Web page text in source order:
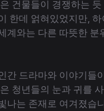
건물들이 경쟁하는
한데 얽혀있었지만,
계와는 다른 따뜻한 분
간 드라마와 이야기들
청년들의 눈과 귀를
나는 존재로 여겨졌습